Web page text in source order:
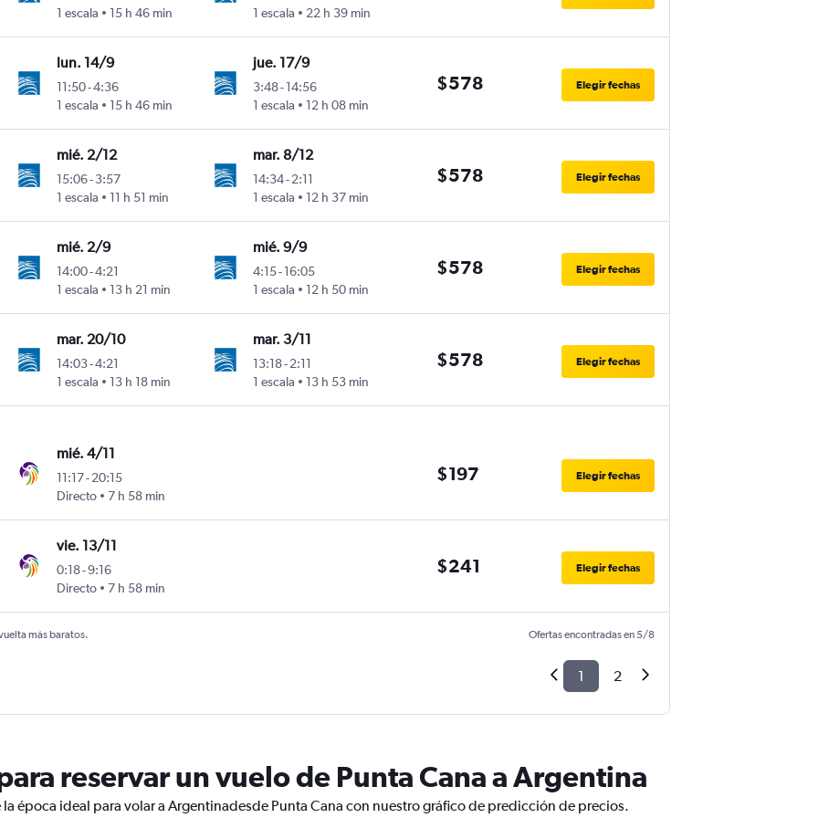
1 escala
15 h 46 min
1 escala
22 h 39 min
lun. 14/9
11:50-4:36
1 escala
15 h 46 min
jue. 17/9
3:48-14:56
1 escala
12 h 08 min
$578 Elegir fechas
mié. 2/12
15:06-3:57
1 escala
11 h 51 min
mar. 8/12
14:34-2:11
1 escala
12 h 37 min
$578 Elegir fechas
mié. 2/9
14:00-4:21
1 escala
13 h 21 min
mié. 9/9
4:15-16:05
1 escala
12 h 50 min
$578 Elegir fechas
mar. 20/10
14:03-4:21
1 escala
13 h 18 min
mar. 3/11
13:18-2:11
1 escala
13 h 53 min
$578 Elegir fechas
mié. 4/11
11:17-20:15
Directo
7 h 58 min
$197 Elegir fechas
vie. 13/11
0:18-9:16
Directo
7 h 58 min
$241 Elegir fechas
más baratos. Ofertas encontradas en 5/8
1 2
reservar un vuelo de Punta Cana a Argentina
época ideal para volar a Argentinadesde Punta Cana con nuestro gráfico de predicción de precios.